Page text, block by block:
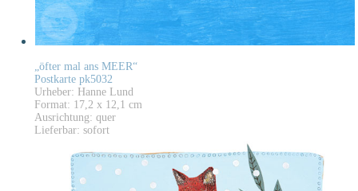
„öfter mal ans MEER“
Postkarte pk5032
Urheber: Hanne Lund
Format: 17,2 x 12,1 cm
Ausrichtung: quer
Lieferbar: sofort